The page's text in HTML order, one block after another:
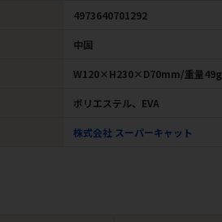
4973640701292
中国
W120×H230×D70mm/重量49g
ポリエステル、EVA
株式会社 スーパーキャット